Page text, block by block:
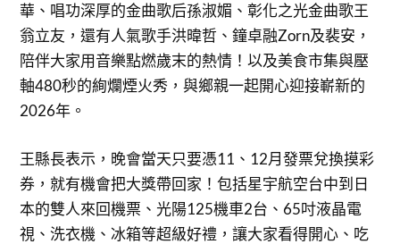
華、唱功深厚的金曲歌后孫淑媚、彰化之光金曲歌王
翁立友，還有人氣歌手洪暐哲、鐘卓融Zorn及裴安，
陪伴大家用音樂點燃歲末的熱情！以及美食市集與壓
軸480秒的絢爛煙火秀，與鄉親一起開心迎接嶄新的
2026年。
王縣長表示，晚會當天只要憑11、12月發票兌換摸彩
券，就有機會把大獎帶回家！包括星宇航空台中到日
本的雙人來回機票、光陽125機車2台、65吋液晶電
視、洗衣機、冰箱等超級好禮，讓大家看得開心、吃